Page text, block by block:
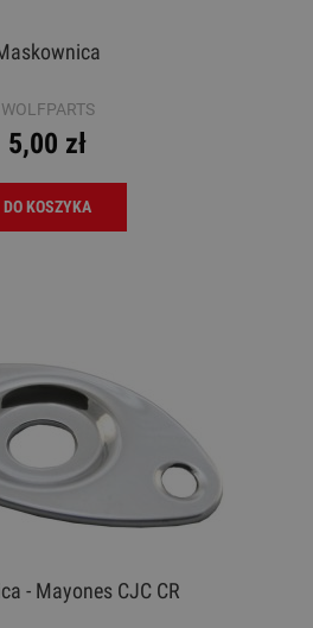
WOLFPARTS
5,00 zł
DO KOSZYKA
- Mayones CJC CR